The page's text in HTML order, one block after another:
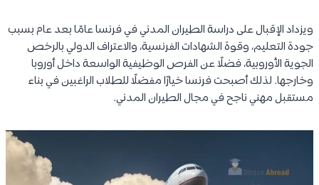
ويزداد الإقبال على دراسة الطيران المدني في فرنسا عامًا بعد عام بسبب
جودة التعليم، وقوة الشهادات الفرنسية، والاعتراف الدولي بالرخص
الجوية الأوروبية، فضلًا عن الفرص الوظيفية الواسعة داخل أوروبا
وخارجها. لذلك أصبحت فرنسا خيارًا مفضلًا للطلاب الراغبين في بناء
مستقبل مهني ناجح في مجال الطيران المدني.